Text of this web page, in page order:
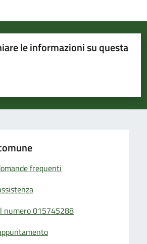
le informazioni su questa
5 stelle su 5
stelle su 5
su 5
5
frequenti
numero 015745288